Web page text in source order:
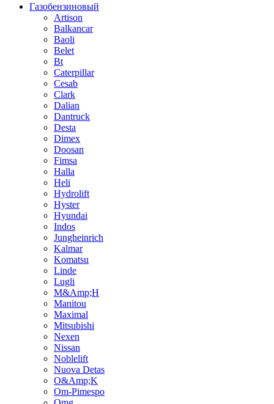
Газобензиновый
Artison
Balkancar
Baoli
Belet
Bt
Caterpillar
Cesab
Clark
Dalian
Dantruck
Desta
Dimex
Doosan
Fimsa
Halla
Heli
Hydrolift
Hyster
Hyundai
Indos
Jungheinrich
Kalmar
Komatsu
Linde
Lugli
M&Amp;H
Manitou
Maximal
Mitsubishi
Nexen
Nissan
Noblelift
Nuova Detas
O&Amp;K
Om-Pimespo